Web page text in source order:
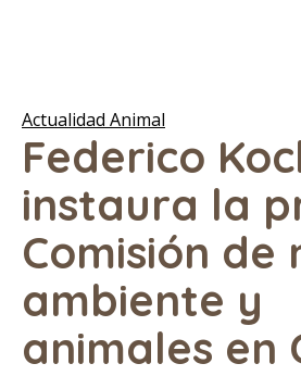
Actualidad Animal
Federico
instaura la
Comisión de
ambiente y
animales en